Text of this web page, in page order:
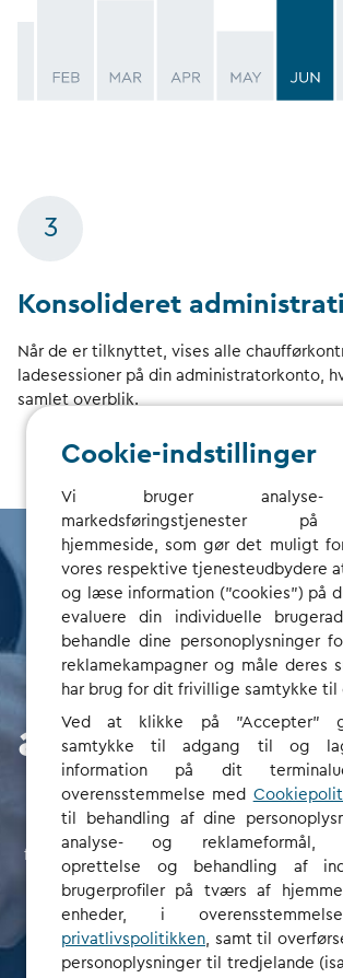
3
Konsolideret
Når de er tilknyttet, vises alle
ladesessioner på din administratorkonto,
samlet overblik.
Spar tid,
opsætnings-
Vores nye flådeløsning er en enkel, men
administrere opladning og
flådeadministratorer betyder det mindre
fuld
TILMELD DIG SOM
Cookie-indstillinger
Vi bruger
markedsføringstjenester
hjemmeside, som gør det muligt
vores respektive tjenesteudbydere
og læse information ("cookies") på
evaluere din individuelle
behandle dine personoplysninger
reklamekampagner og måle deres
har brug for dit frivillige samtykke til
Ved at klikke på "Accepter"
samtykke til adgang til og
information på dit
overensstemmelse med
til behandling af dine
analyse- og reklameformål,
oprettelse og behandling af
brugerprofiler på tværs af
enheder, i
privatlivspolitikken, samt til
personoplysninger til tredjelande